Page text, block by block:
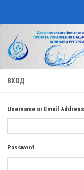
ВХОД
Username or Email Address
Password